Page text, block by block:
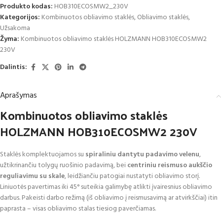
Produkto kodas: HOB310ECOSMW2_230V
Kategorijos: Kombinuotos obliavimo staklės,Obliavimo staklės,
Užsakoma
Žyma: Kombinuotos obliavimo staklės HOLZMANN HOB310ECOSMW2
230V
Dalintis:
Aprašymas
Kombinuotos obliavimo staklės
HOLZMANN HOB310ECOSMW2 230V
Staklės komplektuojamos su spiraliniu dantytu padavimo velenu,
užtikrinančiu tolygų ruošinio padavimą, beicentriniu reismuso aukščio
reguliavimu su skale, leidžiančiu patogiai nustatyti obliavimo storį.
Liniuotės pavertimas iki 45° suteikia galimybę atlikti įvairesnius obliavimo
darbus. Pakeisti darbo režimą (iš obliavimo į reismusavimą ar atvirkščiai) itin
paprasta – visas obliavimo stalas tiesiog paverčiamas.